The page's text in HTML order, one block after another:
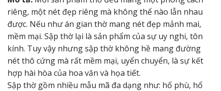
riêng, một nét đẹp riêng mà không thể nào lẫn nhau
được. Nếu như án gian thờ mang nét đẹp mảnh mai,
mềm mại. Sập thờ lại là sản phẩm của sự uy nghi, tôn
kính. Tuy vậy nhưng sập thờ không hề mang đường
nét thô cứng mà rất mềm mại, uyển chuyển, là sự kết
hợp hài hòa của hoa văn và họa tiết.
Sập thờ gồm nhiều mẫu mã đa dạng như: hổ phù, hổ